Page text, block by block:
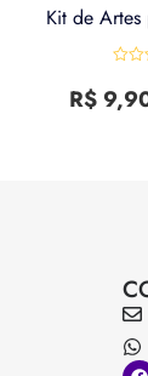
Kit de
0
de
R$